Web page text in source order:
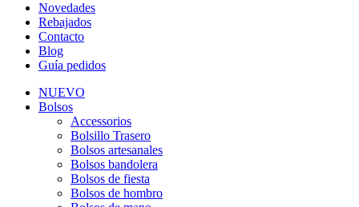
Novedades
Rebajados
Contacto
Blog
Guía pedidos
NUEVO
Bolsos
Accessorios
Bolsillo Trasero
Bolsos artesanales
Bolsos bandolera
Bolsos de fiesta
Bolsos de hombro